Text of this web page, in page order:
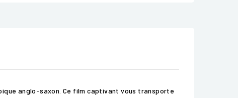
anglo-saxon. Ce film captivant vous transporte